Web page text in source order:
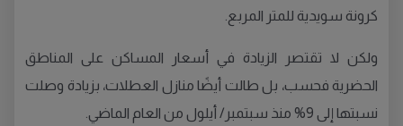
كرونة سويدية للمتر المربع.
ولكن لا تقتصر الزيادة في أسعار المساكن على المناطق
الحضرية فحسب، بل طالت أيضًا منازل العطلات، بزيادة وصلت
نسبتها إلى 9% منذ سبتمبر/ أيلول من العام الماضي.